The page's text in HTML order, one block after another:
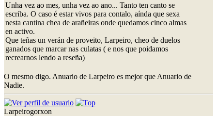
Unha vez ao mes, unha vez ao ano... Tanto ten canto se
escriba. O caso é estar vivos para contalo, aínda que sexa
nesta cantina chea de arañeiras onde quedamos cinco almas
en activo.
Que teñas un verán de proveito, Larpeiro, cheo de duelos
ganados que marcar nas culatas ( e nos que poidamos
recrearnos lendo a reseña)
O mesmo digo. Anuario de Larpeiro es mejor que Anuario de
Nadie.
Larpeirogorxon